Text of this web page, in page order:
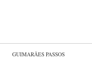
GUIMARÃES PASSOS